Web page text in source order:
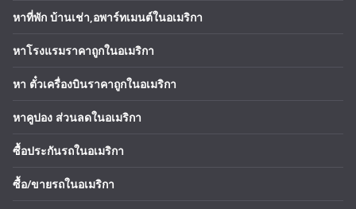
หาที่พัก บ้านเช่า,อพาร์ทเมนต์ในอเมริกา
หาโรงแรมราคาถูกในอเมริกา
หา ตั๋วเครื่องบินราคาถูกในอเมริกา
หาคูปอง ส่วนลดในอเมริกา
ซื้อประกันรถในอเมริกา
ซื้อ/ขายรถในอเมริกา